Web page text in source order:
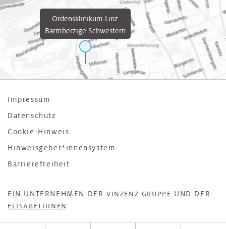
Ordensklinikum Linz
Barmherzige Schwestern
Impressum
Datenschutz
Cookie-Hinweis
Hinweisgeber*innensystem
Barrierefreiheit
EIN UNTERNEHMEN DER VINZENZ GRUPPE UND DER
ELISABETHINEN